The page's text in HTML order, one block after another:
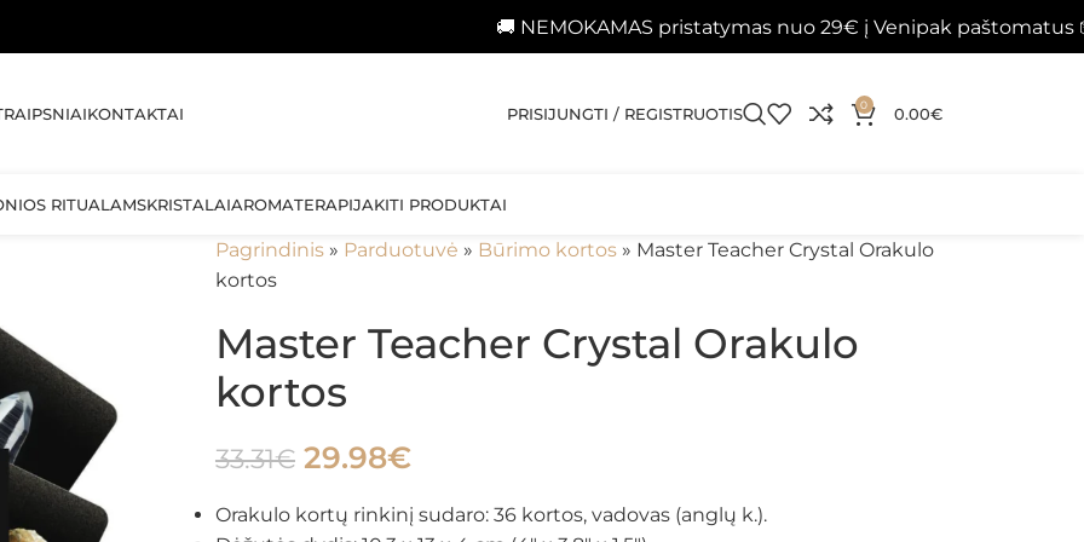
🚚 NEMOKAMAS pristatymas nuo 29€ į Venipak paštomatus 📦
KONTAKTAI PRISIJUNGTI / REGISTRUOTIS 0 0.00€
RITUALAMSKRISTALAIAROMATERAPIJAKITI PRODUKTAI
Pagrindinis» Parduotuvė » Būrimo kortos» Master Teacher Crystal Orakulo
kortos
Master Teacher Crystal Orakulo
kortos
33.31€ 29.98€
Orakulo kortų rinkinį sudaro: 36 kortos, vadovas (anglų k.).